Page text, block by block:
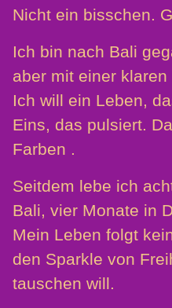
Nicht ein bisschen.
Ich bin nach Bali
aber mit einer
Ich will ein Leben,
Eins, das pulsiert.
Farben .
Seitdem lebe ich
Bali, vier Monate in
Mein Leben folgt
den Sparkle von
tauschen will.